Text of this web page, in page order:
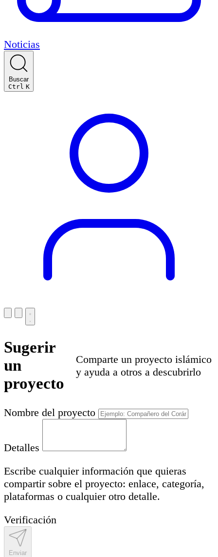
Noticias
Buscar
Ctrl K
Sugerir
un
proyecto
Comparte un proyecto islámico
y ayuda a otros a descubrirlo
Nombre del proyecto
Detalles
Escribe cualquier información que quieras
compartir sobre el proyecto: enlace, categoría,
plataformas o cualquier otro detalle.
Verificación
Enviar